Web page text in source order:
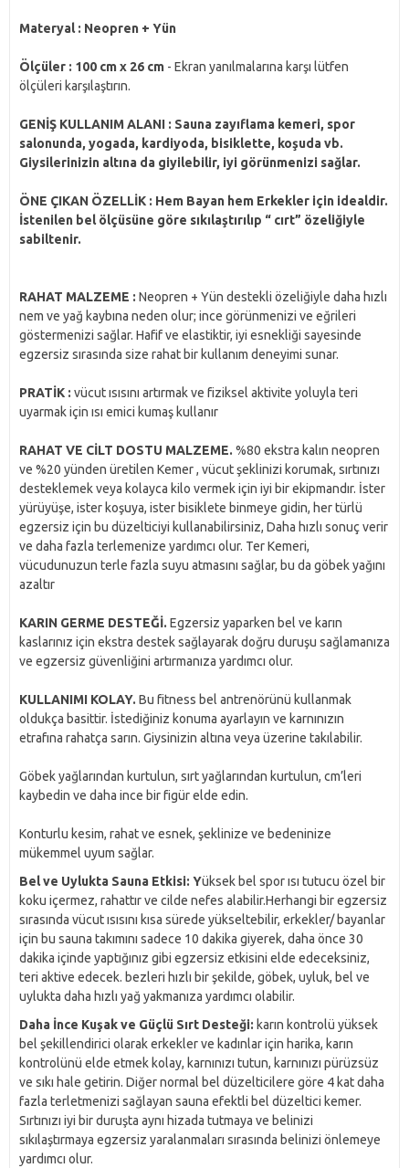
Materyal : Neopren + Yün
Ölçüler : 100 cm x 26 cm - Ekran yanılmalarına karşı lütfen
ölçüleri karşılaştırın.
GENİŞ KULLANIM ALANI : Sauna zayıflama kemeri, spor
salonunda, yogada, kardiyoda, bisiklette, koşuda vb.
Giysilerinizin altına da giyilebilir, iyi görünmenizi sağlar.
ÖNE ÇIKAN ÖZELLİK : Hem Bayan hem Erkekler için idealdir.
İstenilen bel ölçüsüne göre sıkılaştırılıp “ cırt” özeliğiyle
sabiltenir.
RAHAT MALZEME : Neopren + Yün destekli özeliğiyle daha hızlı
nem ve yağ kaybına neden olur; ince görünmenizi ve eğrileri
göstermenizi sağlar. Hafif ve elastiktir, iyi esnekliği sayesinde
egzersiz sırasında size rahat bir kullanım deneyimi sunar.
PRATİK : vücut ısısını artırmak ve fiziksel aktivite yoluyla teri
uyarmak için ısı emici kumaş kullanır
RAHAT VE CİLT DOSTU MALZEME. %80 ekstra kalın neopren
ve %20 yünden üretilen Kemer , vücut şeklinizi korumak, sırtınızı
desteklemek veya kolayca kilo vermek için iyi bir ekipmandır. İster
yürüyüşe, ister koşuya, ister bisiklete binmeye gidin, her türlü
egzersiz için bu düzelticiyi kullanabilirsiniz, Daha hızlı sonuç verir
ve daha fazla terlemenize yardımcı olur. Ter Kemeri,
vücudunuzun terle fazla suyu atmasını sağlar, bu da göbek yağını
azaltır
KARIN GERME DESTEĞİ. Egzersiz yaparken bel ve karın
kaslarınız için ekstra destek sağlayarak doğru duruşu sağlamanıza
ve egzersiz güvenliğini artırmanıza yardımcı olur.
KULLANIMI KOLAY. Bu fitness bel antrenörünü kullanmak
oldukça basittir. İstediğiniz konuma ayarlayın ve karnınızın
etrafına rahatça sarın. Giysinizin altına veya üzerine takılabilir.
Göbek yağlarından kurtulun, sırt yağlarından kurtulun, cm’leri
kaybedin ve daha ince bir figür elde edin.
Konturlu kesim, rahat ve esnek, şeklinize ve bedeninize
mükemmel uyum sağlar.
Bel ve Uylukta Sauna Etkisi: Yüksek bel spor ısı tutucu özel bir
koku içermez, rahattır ve cilde nefes alabilir.Herhangi bir egzersiz
sırasında vücut ısısını kısa sürede yükseltebilir, erkekler/ bayanlar
için bu sauna takımını sadece 10 dakika giyerek, daha önce 30
dakika içinde yaptığınız gibi egzersiz etkisini elde edeceksiniz,
teri aktive edecek. bezleri hızlı bir şekilde, göbek, uyluk, bel ve
uylukta daha hızlı yağ yakmanıza yardımcı olabilir.
Daha İnce Kuşak ve Güçlü Sırt Desteği: karın kontrolü yüksek
bel şekillendirici olarak erkekler ve kadınlar için harika, karın
kontrolünü elde etmek kolay, karnınızı tutun, karnınızı pürüzsüz
ve sıkı hale getirin. Diğer normal bel düzelticilere göre 4 kat daha
fazla terletmenizi sağlayan sauna efektli bel düzeltici kemer.
Sırtınızı iyi bir duruşta aynı hizada tutmaya ve belinizi
sıkılaştırmaya egzersiz yaralanmaları sırasında belinizi önlemeye
yardımcı olur.